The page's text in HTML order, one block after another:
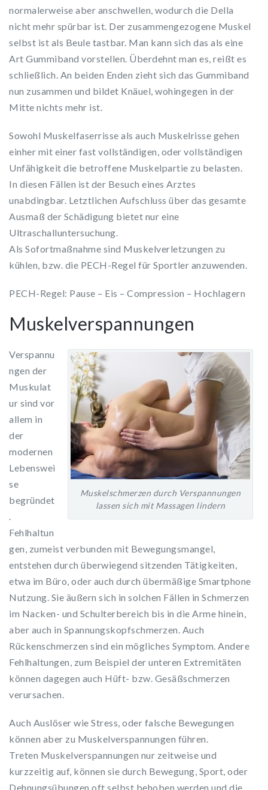
normalerweise aber anschwellen, wodurch die Della
nicht mehr spürbar ist. Der zusammengezogene Muskel
selbst ist als Beule tastbar. Man kann sich das als eine
Art Gummiband vorstellen. Überdehnt man es, reißt es
schließlich. An beiden Enden zieht sich das Gummiband
nun zusammen und bildet Knäuel, wohingegen in der
Mitte nichts mehr ist.
Sowohl Muskelfaserrisse als auch Muskelrisse gehen
einher mit einer fast vollständigen, oder vollständigen
Unfähigkeit die betroffene Muskelpartie zu belasten.
In diesen Fällen ist der Besuch eines Arztes
unabdingbar. Letztlichen Aufschluss über das gesamte
Ausmaß der Schädigung bietet nur eine
Ultraschalluntersuchung.
Als Sofortmaßnahme sind Muskelverletzungen zu
kühlen, bzw. die PECH-Regel für Sportler anzuwenden.
PECH-Regel: Pause – Eis – Compression – Hochlagern
Muskelverspannungen
Muskelschmerzen durch Verspannungen
lassen sich mit Massagen lindern
Verspannu
ngen der
Muskulat
ur sind vor
allem in
der
modernen
Lebenswei
se
begründet
.
Fehlhaltun
gen, zumeist verbunden mit Bewegungsmangel,
entstehen durch überwiegend sitzenden Tätigkeiten,
etwa im Büro, oder auch durch übermäßige Smartphone
Nutzung. Sie äußern sich in solchen Fällen in Schmerzen
im Nacken- und Schulterbereich bis in die Arme hinein,
aber auch in Spannungskopfschmerzen. Auch
Rückenschmerzen sind ein mögliches Symptom. Andere
Fehlhaltungen, zum Beispiel der unteren Extremitäten
können dagegen auch Hüft- bzw. Gesäßschmerzen
verursachen.
Auch Auslöser wie Stress, oder falsche Bewegungen
können aber zu Muskelverspannungen führen.
Treten Muskelverspannungen nur zeitweise und
kurzzeitig auf, können sie durch Bewegung, Sport, oder
Dehnungsübungen oft selbst behoben werden und die